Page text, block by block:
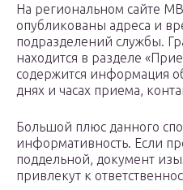
На региональном сайте
опубликованы адреса и
подразделений службы.
находится в разделе
содержится информация
днях и часах приема,
Большой плюс данного
информативность. Если
поддельной, документ
привлекут к